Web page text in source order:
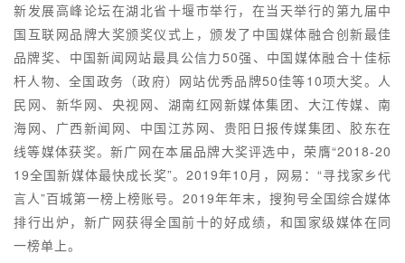
新发展高峰论坛在湖北省十堰市举行，在当天举行的第九届中
国互联网品牌大奖颁奖仪式上，颁发了中国媒体融合创新最佳
品牌奖、中国新闻网站最具公信力50强、中国媒体融合十佳标
杆人物、全国政务（政府）网站优秀品牌50佳等10项大奖。人
民网、新华网、央视网、湖南红网新媒体集团、大江传媒、南
海网、广西新闻网、中国江苏网、贵阳日报传媒集团、胶东在
线等媒体获奖。新广网在本届品牌大奖评选中，荣膺“2018-20
19全国新媒体最快成长奖”。2019年10月，网易：“寻找家乡代
言人”百城第一榜上榜账号。2019年年末，搜狗号全国综合媒体
排行出炉，新广网获得全国前十的好成绩，和国家级媒体在同
一榜单上。